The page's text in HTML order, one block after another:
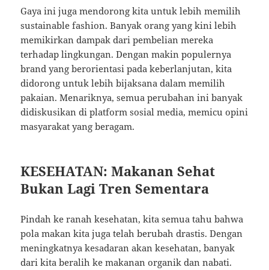
Gaya ini juga mendorong kita untuk lebih memilih
sustainable fashion. Banyak orang yang kini lebih
memikirkan dampak dari pembelian mereka
terhadap lingkungan. Dengan makin populernya
brand yang berorientasi pada keberlanjutan, kita
didorong untuk lebih bijaksana dalam memilih
pakaian. Menariknya, semua perubahan ini banyak
didiskusikan di platform sosial media, memicu opini
masyarakat yang beragam.
KESEHATAN: Makanan Sehat
Bukan Lagi Tren Sementara
Pindah ke ranah kesehatan, kita semua tahu bahwa
pola makan kita juga telah berubah drastis. Dengan
meningkatnya kesadaran akan kesehatan, banyak
dari kita beralih ke makanan organik dan nabati.